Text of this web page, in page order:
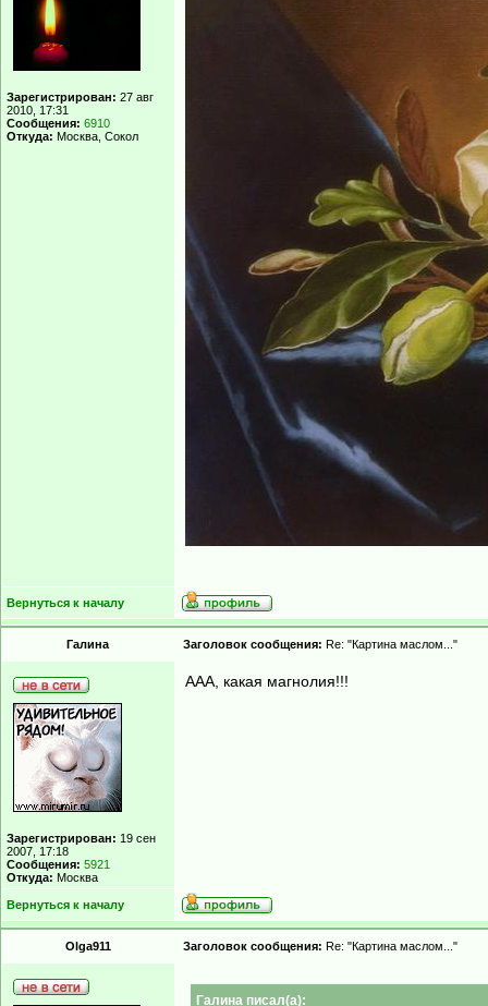
Зарегистрирован: 27 авг
2010, 17:31
Сообщения: 6910
Откуда: Москва, Сокол
Вернуться к началу
Гaлинa Заголовок сообщения: Re: "Картина маслом..."
Зарегистрирован: 19 сен
2007, 17:18
Сообщения: 5921
Откуда: Москва
ААА, какая магнолия!!!
Вернуться к началу
Olga911 Заголовок сообщения: Re: "Картина маслом..."
Гaлинa писал(а):